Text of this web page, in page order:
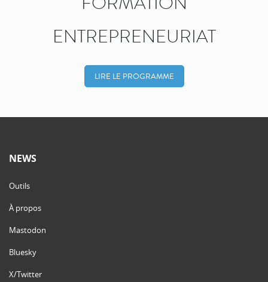
ENTREPRENEURIAT
LIRE LE PROGRAMME
NEWS
Outils
À propos
Mastodon
Bluesky
X/Twitter